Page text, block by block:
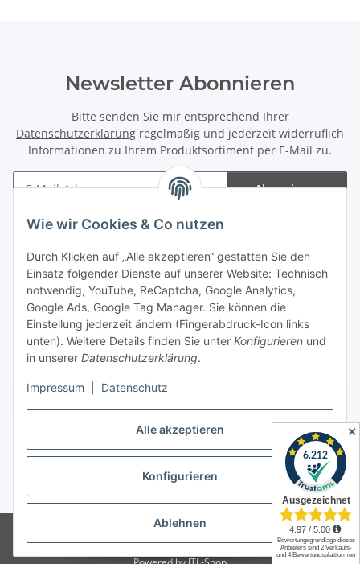
Alle akzeptieren
Konfigurieren
Ablehnen
Wie wir Cookies & Co nutzen
Durch Klicken auf „Alle akzeptieren“ gestatten Sie den
Einsatz folgender Dienste auf unserer Website: Technisch
notwendig, YouTube, ReCaptcha, Google Analytics,
Google Ads, Google Tag Manager. Sie können die
Einstellung jederzeit ändern (Fingerabdruck-Icon links
unten). Weitere Details finden Sie unter Konfigurieren und
in unserer Datenschutzerklärung.
Impressum Datenschutz
Newsletter Abonnieren
Bitte senden Sie mir entsprechend Ihrer
Datenschutzerklärung regelmäßig und jederzeit widerruflich
Informationen zu Ihrem Produktsortiment per E-Mail zu.
Abonnieren
Gesetzliche Informationen
Spieletreffs in Jülich & Umgebung
* Alle Preise inkl. gesetzlicher USt., zzgl.Versand
Brettspiele
günstig online kaufen bei Allgames4you in Jülich.
✕